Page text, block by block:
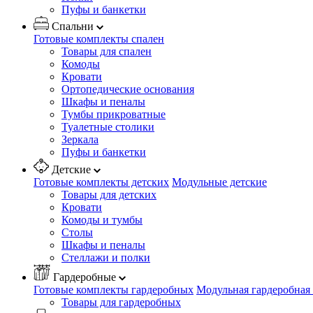
Пуфы и банкетки
Спальни
Готовые комплекты спален
Товары для спален
Комоды
Кровати
Ортопедические основания
Шкафы и пеналы
Тумбы прикроватные
Туалетные столики
Зеркала
Пуфы и банкетки
Детские
Готовые комплекты детских Модульные детские
Товары для детских
Кровати
Комоды и тумбы
Столы
Шкафы и пеналы
Стеллажи и полки
Гардеробные
Готовые комплекты гардеробных Модульная
Товары для гардеробных